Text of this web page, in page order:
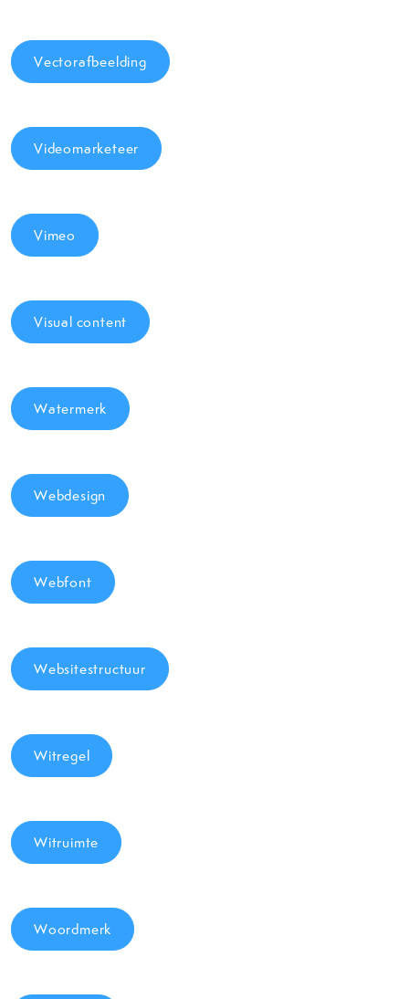
Vectorafbeelding
Videomarketeer
Vimeo
Visual content
Watermerk
Webdesign
Webfont
Websitestructuur
Witregel
Witruimte
Woordmerk